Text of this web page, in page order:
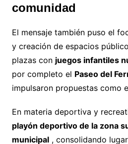
comunidad
El mensaje también puso el
y creación de espacios
plazas con juegos infantiles
por completo el Paseo del
impulsaron propuestas como
En materia deportiva y
playón deportivo de la zona
municipal, consolidando